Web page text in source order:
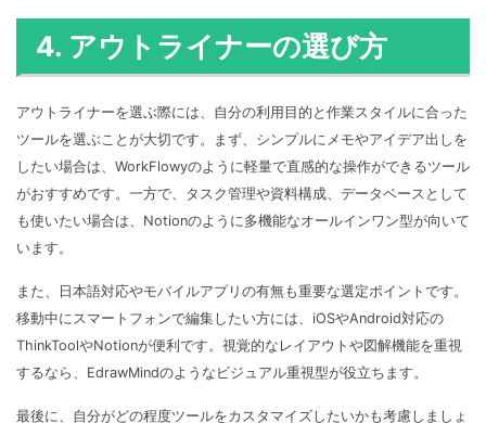
4. アウトライナーの選び方
アウトライナーを選ぶ際には、自分の利用目的と作業スタイルに合った
ツールを選ぶことが大切です。まず、シンプルにメモやアイデア出しを
したい場合は、WorkFlowyのように軽量で直感的な操作ができるツール
がおすすめです。一方で、タスク管理や資料構成、データベースとして
も使いたい場合は、Notionのように多機能なオールインワン型が向いて
います。
また、日本語対応やモバイルアプリの有無も重要な選定ポイントです。
移動中にスマートフォンで編集したい方には、iOSやAndroid対応の
ThinkToolやNotionが便利です。視覚的なレイアウトや図解機能を重視
するなら、EdrawMindのようなビジュアル重視型が役立ちます。
最後に、自分がどの程度ツールをカスタマイズしたいかも考慮しましょ